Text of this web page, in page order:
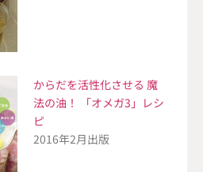
からだを活性化させる 魔
法の油！ 「オメガ3」レシ
ピ
2016年2月出版